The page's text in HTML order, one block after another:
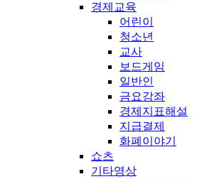
경제교육
어린이
청소년
교사
보드게임
일반인
금요강좌
경제지표해설
지급결제
화폐이야기
쇼츠
기타영상